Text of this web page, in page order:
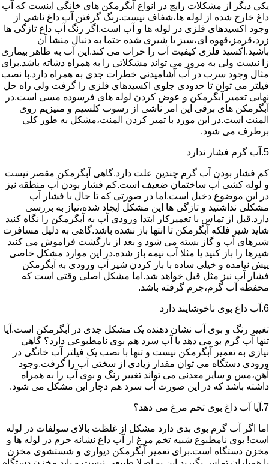
یکی دیگر از مشکلات رایج در انواع آبگرمکن های خانگی اینست که آب
داغ خارج شده از لوله ها،شفاف نیست.رنگ گرفتن آب داغ ناشی از
وجود اکسیدهای فلزی در لوله ها و آب است.اگر رنگ آب داغ تازگی ها
زرد،قرمز،قهوه ای،سبز یا شیری شده حتما به دنبال منشا آن
باشید.اکسید فلزی کیفیت آب را خراب می کند.این آب به ظاهر بیماری
زا نیست ولی به مرور می تواند مشکلاتی را به همراه دشاته باشد.برای
مثال وجود سرب در آب آشامیدنی خطرات جدی به همراه دارد.با نصب
فیلتر می توان تا حدودی جلوی اکسیدهای فلزی را گرفت ولی راه حل
نهایی تعمیر آبگرمکن و عوض کردن لوله های فرسوده مسی است.در
آبگرمکن های برقی این امر ناشی از رسوب کلسیم و منیزیم روی
المنت است.در این مورد با تمیز کردن المنت،مشکل به طور کلی
برطرف می شود.
5.آب گرم فشار ندارد
کم فشار بودن آب گرم چندین علت دارد.گاهی آبگرمکن مقصر نیست
و لوله کشی آب ساختمان ضعیف است.کم فشار بودن آب منطقه نیز
در این موضوع دخیل است.اما در صورتی که تا حال با فشار آب
مشکلی نداشتید و تازگی ها این مشکل ایجاد شده،نیاز به بررسی
دارد.قبل از تماس با تعمیرکار ابتدا ورودی آب به آبگرمکن را نگاه کنید
شاید شیر فلکه آبگرمکن تا انتها باز نشده باشد.گاهی به دلیل مسافرت
شیرهای آب و گاز بسته می شود و بعد از بازگشت فراموش می کنید
شیرها را باز کنید یا مثلا آب نیمه باز شده.در این موارد مشکل خاصی
پیش نیامده و خیلی ساده با باز کردن شیر آب ورودی به آبگرمکن
فشار آب نیز مثل قبل خواهد شد.اما مشکل اصلی وقتی است که
محفظه آب گرم،جرم گرفته باشد.
6.آب داغ بوی ناخوشایند دارد
تغییر رنگ و بوی آب نشان دهنده یک مشکل جدی در آبگرمکن است.آیا
تنها آب گرم بو می دهد یا آب سرد هم بوی نامطبوعی دارد؟ گاهی
نیازی به تعمیر آبگرمکن نیست و تنها با نصب یک فیلتر آب خانگی در
ورودی دستگاه می توان مقدار زیادی از سختی آب را گرفت.وجود
آهن،مس و سایر معدنی می تواند تغییر رنگ و بوی آب را به همراه
داشته باشد که در این صورت آب سرد هم دچار این مشکل می شود.
7.آیا آب داغ بوی تخم مرغ می دهد؟
اما اگر آب گرم بوی بدی دارد مشکل از غلظت بالای سولفات در لوله
است! بوی نامطبوع شبیه تخم مرغ از آب داغ نشانه جرم در لوله ها و
مخزن دستگاه است.برای تعمیر آبگرمکن دیواری و شستشوی مخزن